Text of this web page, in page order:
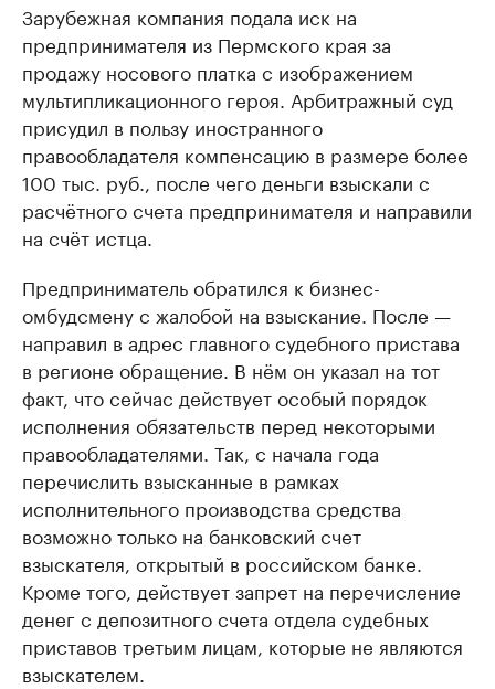
Зарубежная компания подала иск на
предпринимателя из Пермского края за
продажу носового платка с изображением
мультипликационного героя. Арбитражный суд
присудил в пользу иностранного
правообладателя компенсацию в размере более
100 тыс. руб., после чего деньги взыскали с
расчётного счета предпринимателя и направили
на счёт истца.
Предприниматель обратился к бизнес-
омбудсмену с жалобой на взыскание. После —
направил в адрес главного судебного пристава
в регионе обращение. В нём он указал на тот
факт, что сейчас действует особый порядок
исполнения обязательств перед некоторыми
правообладателями. Так, с начала года
перечислить взысканные в рамках
исполнительного производства средства
возможно только на банковский счет
взыскателя, открытый в российском банке.
Кроме того, действует запрет на перечисление
денег с депозитного счета отдела судебных
приставов третьим лицам, которые не являются
взыскателем.